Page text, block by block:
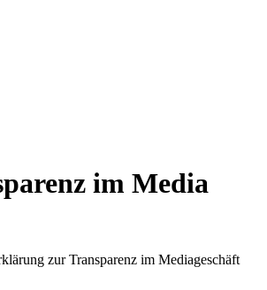
im Media
zur Transparenz im Mediageschäft